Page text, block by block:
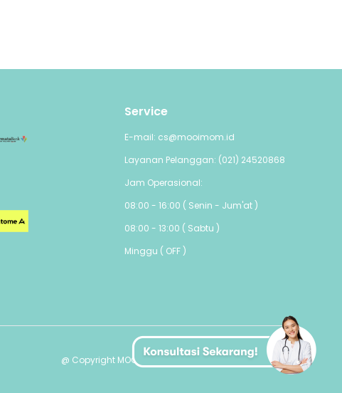
Service
E-mail: cs@mooimom.id
Layanan Pelanggan: (021) 24520868
Jam Operasional:
08:00 - 16:00 ( Senin - Jum'at )
08:00 - 13:00 ( Sabtu )
Minggu ( OFF )
@ Copyright MOOIMOM PTE. LTD - All Rights Reserved